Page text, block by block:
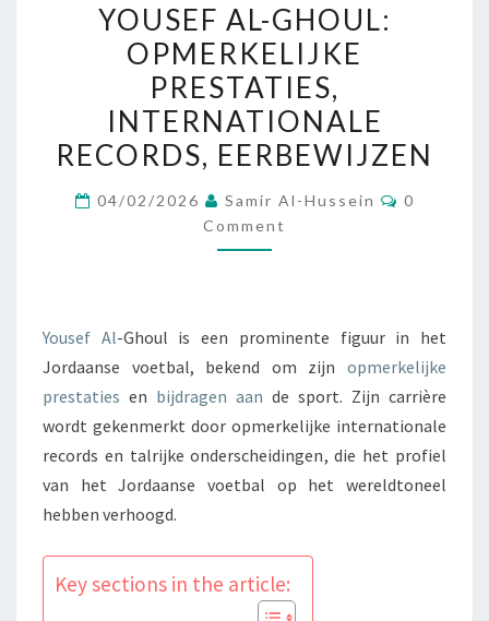
AL-
GHOUL:
OPMERKELIJKE
PRESTATIES,
INTERNATIONALE
RECORDS,
EERBEWIJZEN
YOUSEF AL-GHOUL:
OPMERKELIJKE
PRESTATIES,
INTERNATIONALE
RECORDS, EERBEWIJZEN
04/02/2026 Samir Al-Hussein Comments
0
Comment
Yousef Al-Ghoul is een prominente figuur in het
Jordaanse voetbal, bekend om zijn opmerkelijke
prestaties en bijdragen aan de sport. Zijn carrière
wordt gekenmerkt door opmerkelijke internationale
records en talrijke onderscheidingen, die het profiel
van het Jordaanse voetbal op het wereldtoneel
hebben verhoogd.
Key sections in the article: